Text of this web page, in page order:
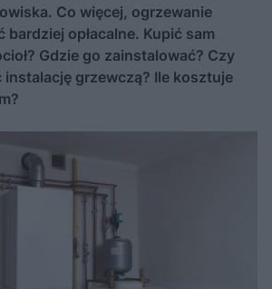
Co więcej, ogrzewanie
bardziej opłacalne. Kupić sam
Gdzie go zainstalować? Czy
grzewczą? Ile kosztuje